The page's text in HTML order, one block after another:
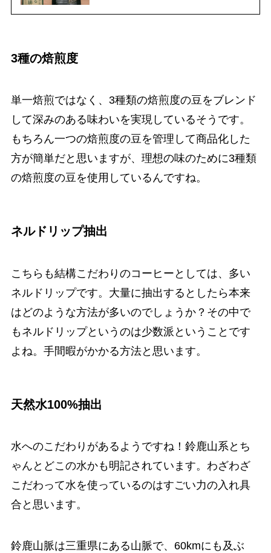
3種の焙煎度
単一焙煎ではなく、3種類の焙煎度の豆をブレンド
して深みのある味わいを実現しているそうです。
もちろん一つの焙煎度の豆を管理して商品化した
方が簡単だと思いますが、理想の味のために3種類
の焙煎度の豆を使用しているんですね。
ネルドリップ抽出
こちらも結構こだわりのコーヒーとしては、多い
ネルドリップです。大量に抽出するとしたら本来
はどのような方法が多いのでしょうか？その中で
もネルドリップというのは少数派ということです
よね。手間暇がかかる方法と思います。
天然水100%抽出
水へのこだわりがあるようですね！鈴鹿山系とち
ゃんとどこの水かも明記されています。わざわざ
こだわって水を使っているのはすごい力の入れ具
合と思います。
鈴鹿山脈は三重県にある山脈で、60kmにも及ぶ